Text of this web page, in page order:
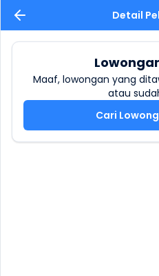
Detail
Maaf, lowongan yang
atau
Cari